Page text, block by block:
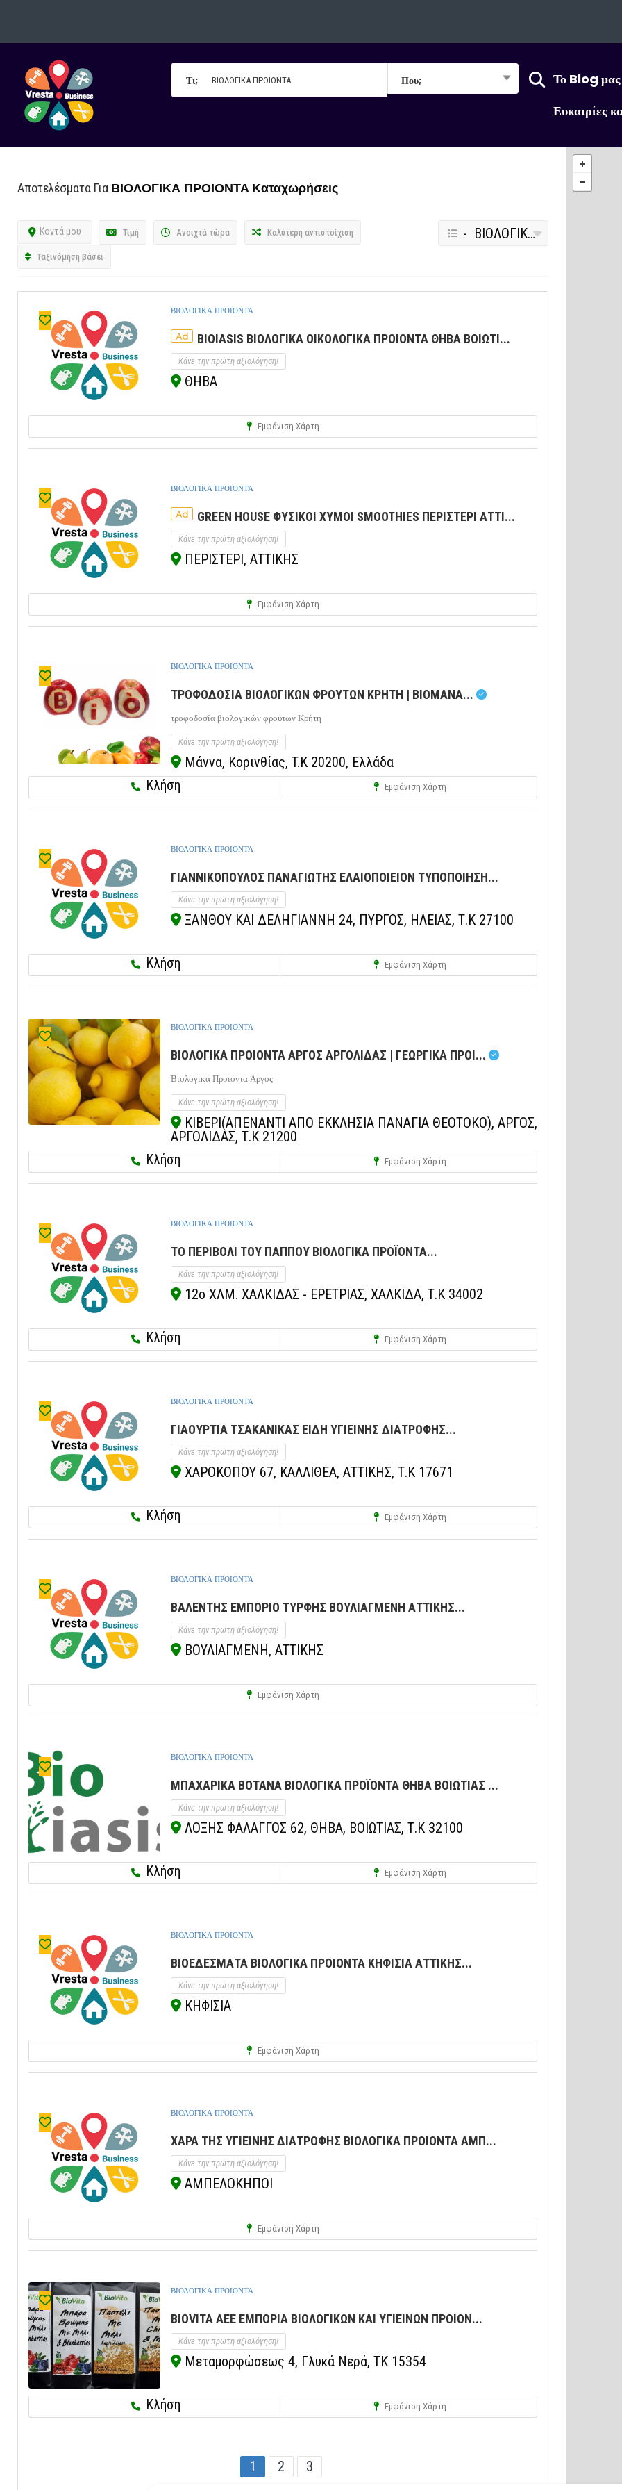
Τι; Που;
Το Blog μας
Ευκαιρίες
Αποτελέσματα Για ΒΙΟΛΟΓΙΚΑ ΠΡΟΙΟΝΤΑ Καταχωρήσεις
Τιμή Ανοιχτά τώρα
Κοντά μου Καλύτερη αντιστοίχιση
Ταξινόμηση βάσει
- ΒΙΟΛΟΓΙΚΑ ΠΡΟΙΟΝΤΑ
ΒΙΟΛΟΓΙΚΑ ΠΡΟΙΟΝΤΑ
Ad BIOIASIS ΒΙΟΛΟΓΙΚΑ ΟΙΚΟΛΟΓΙΚΑ ΠΡΟΙΟΝΤΑ ΘΗΒΑ ΒΟΙΩΤΙ...
Κάνε την πρώτη αξιολόγηση!
ΘΗΒΑ
Εμφάνιση Χάρτη
ΒΙΟΛΟΓΙΚΑ ΠΡΟΙΟΝΤΑ
Ad GREEN HOUSE ΦΥΣΙΚΟΙ ΧΥΜΟΙ SMOOTHIES ΠΕΡΙΣΤΕΡΙ ΑΤΤΙ...
Κάνε την πρώτη αξιολόγηση!
ΠΕΡΙΣΤΕΡΙ, ΑΤΤΙΚΗΣ
Εμφάνιση Χάρτη
ΒΙΟΛΟΓΙΚΑ ΠΡΟΙΟΝΤΑ
ΤΡΟΦΟΔΟΣΙΑ ΒΙΟΛΟΓΙΚΩΝ ΦΡΟΥΤΩΝ ΚΡΗΤΗ | BIOMANA...
τροφοδοσία βιολογικών φρούτων Κρήτη
Κάνε την πρώτη αξιολόγηση!
Μάννα, Κορινθίας, T.K 20200, Ελλάδα
Κλήση
Εμφάνιση Χάρτη
ΒΙΟΛΟΓΙΚΑ ΠΡΟΙΟΝΤΑ
ΓΙΑΝΝΙΚΟΠΟΥΛΟΣ ΠΑΝΑΓΙΩΤΗΣ ΕΛΑΙΟΠΟΙΕΙΟΝ ΤΥΠΟΠΟΙΗΣΗ...
Κάνε την πρώτη αξιολόγηση!
ΞΑΝΘΟΥ ΚΑΙ ΔΕΛΗΓΙΑΝΝΗ 24, ΠΥΡΓΟΣ, ΗΛΕΙΑΣ, Τ.Κ 27100
Κλήση Εμφάνιση Χάρτη
ΒΙΟΛΟΓΙΚΑ ΠΡΟΙΟΝΤΑ
ΒΙΟΛΟΓΙΚΑ ΠΡΟΙΟΝΤΑ ΑΡΓΟΣ ΑΡΓΟΛΙΔΑΣ | ΓΕΩΡΓΙΚΑ ΠΡΟΙ...
Βιολογικά Προιόντα Άργος
Κάνε την πρώτη αξιολόγηση!
ΚΙΒΕΡΙ(ΑΠΕΝΑΝΤΙ ΑΠΟ ΕΚΚΛΗΣΙΑ ΠΑΝΑΓΙΑ ΘΕΟΤΟΚΟ), ΑΡΓΟΣ,
ΑΡΓΟΛΙΔΑΣ, Τ.Κ 21200
Κλήση
Εμφάνιση Χάρτη
ΒΙΟΛΟΓΙΚΑ ΠΡΟΙΟΝΤΑ
ΤΟ ΠΕΡΙΒΟΛΙ ΤΟΥ ΠΑΠΠΟΥ ΒΙΟΛΟΓΙΚΑ ΠΡΟΪΟΝΤΑ...
Κάνε την πρώτη αξιολόγηση!
12ο ΧΛΜ. ΧΑΛΚΙΔΑΣ - ΕΡΕΤΡΙΑΣ, ΧΑΛΚΙΔΑ, Τ.Κ 34002
Κλήση Εμφάνιση Χάρτη
ΒΙΟΛΟΓΙΚΑ ΠΡΟΙΟΝΤΑ
ΓΙΑΟΥΡΤΙΑ ΤΣΑΚΑΝΙΚΑΣ ΕΙΔΗ ΥΓΙΕΙΝΗΣ ΔΙΑΤΡΟΦΗΣ...
Κάνε την πρώτη αξιολόγηση!
ΧΑΡΟΚΟΠΟΥ 67, ΚΑΛΛΙΘΕΑ, ΑΤΤΙΚΗΣ, Τ.Κ 17671
Κλήση Εμφάνιση Χάρτη
ΒΙΟΛΟΓΙΚΑ ΠΡΟΙΟΝΤΑ
ΒΑΛΕΝΤΗΣ ΕΜΠΟΡΙΟ ΤΥΡΦΗΣ ΒΟΥΛΙΑΓΜΕΝΗ ΑΤΤΙΚΗΣ...
Κάνε την πρώτη αξιολόγηση!
ΒΟΥΛΙΑΓΜΕΝΗ, ΑΤΤΙΚΗΣ
Εμφάνιση Χάρτη
ΒΙΟΛΟΓΙΚΑ ΠΡΟΙΟΝΤΑ
ΜΠΑΧΑΡΙΚΑ ΒΟΤΑΝΑ ΒΙΟΛΟΓΙΚΑ ΠΡΟΪΟΝΤΑ ΘΗΒΑ ΒΟΙΩΤΙΑΣ ...
Κάνε την πρώτη αξιολόγηση!
ΛΟΞΗΣ ΦΑΛΑΓΓΟΣ 62, ΘΗΒΑ, ΒΟΙΩΤΙΑΣ, Τ.Κ 32100
Κλήση Εμφάνιση Χάρτη
ΒΙΟΛΟΓΙΚΑ ΠΡΟΙΟΝΤΑ
ΒΙΟΕΔΕΣΜΑΤΑ ΒΙΟΛΟΓΙΚΑ ΠΡΟΙΟΝΤΑ ΚΗΦΙΣΙΑ ΑΤΤΙΚΗΣ...
Κάνε την πρώτη αξιολόγηση!
ΚΗΦΙΣΙΑ
Εμφάνιση Χάρτη
ΒΙΟΛΟΓΙΚΑ ΠΡΟΙΟΝΤΑ
ΧΑΡΑ ΤΗΣ ΥΓΙΕΙΝΗΣ ΔΙΑΤΡΟΦΗΣ ΒΙΟΛΟΓΙΚΑ ΠΡΟΙΟΝΤΑ ΑΜΠ...
Κάνε την πρώτη αξιολόγηση!
ΑΜΠΕΛΟΚΗΠΟΙ
Εμφάνιση Χάρτη
ΒΙΟΛΟΓΙΚΑ ΠΡΟΙΟΝΤΑ
BIOVITA AEE ΕΜΠΟΡΙΑ ΒΙΟΛΟΓΙΚΩΝ ΚΑΙ ΥΓΙΕΙΝΩΝ ΠΡΟΙΟΝ...
Κάνε την πρώτη αξιολόγηση!
Μεταμορφώσεως 4, Γλυκά Νερά, ΤΚ 15354
Κλήση Εμφάνιση Χάρτη
1 2 3